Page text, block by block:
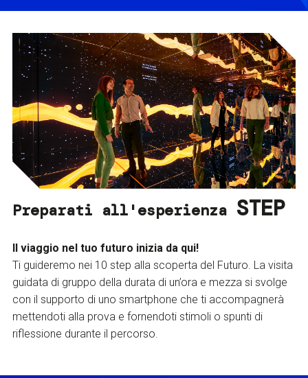
Preparati all'esperienza STEP
Il viaggio nel tuo futuro inizia da qui!
Ti guideremo nei 10 step alla scoperta del Futuro. La visita
guidata di gruppo della durata di un’ora e mezza si svolge
con il supporto di uno smartphone che ti accompagnerà
mettendoti alla prova e fornendoti stimoli o spunti di
riflessione durante il percorso.